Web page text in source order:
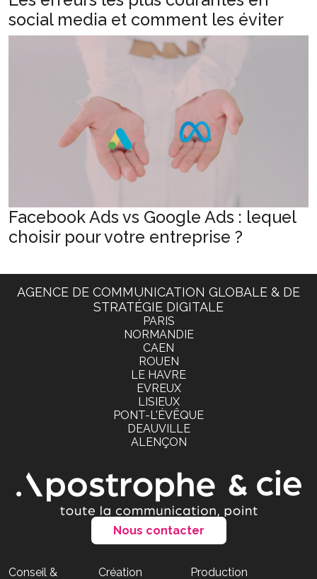
social media et comment les éviter
Facebook Ads vs Google Ads : lequel
choisir pour votre entreprise ?
AGENCE DE COMMUNICATION GLOBALE & DE
STRATÉGIE DIGITALE
PARIS
NORMANDIE
CAEN
ROUEN
LE HAVRE
EVREUX
LISIEUX
PONT-L'ÉVÊQUE
DEAUVILLE
ALENÇON
Nous contacter
Conseil & Création Production